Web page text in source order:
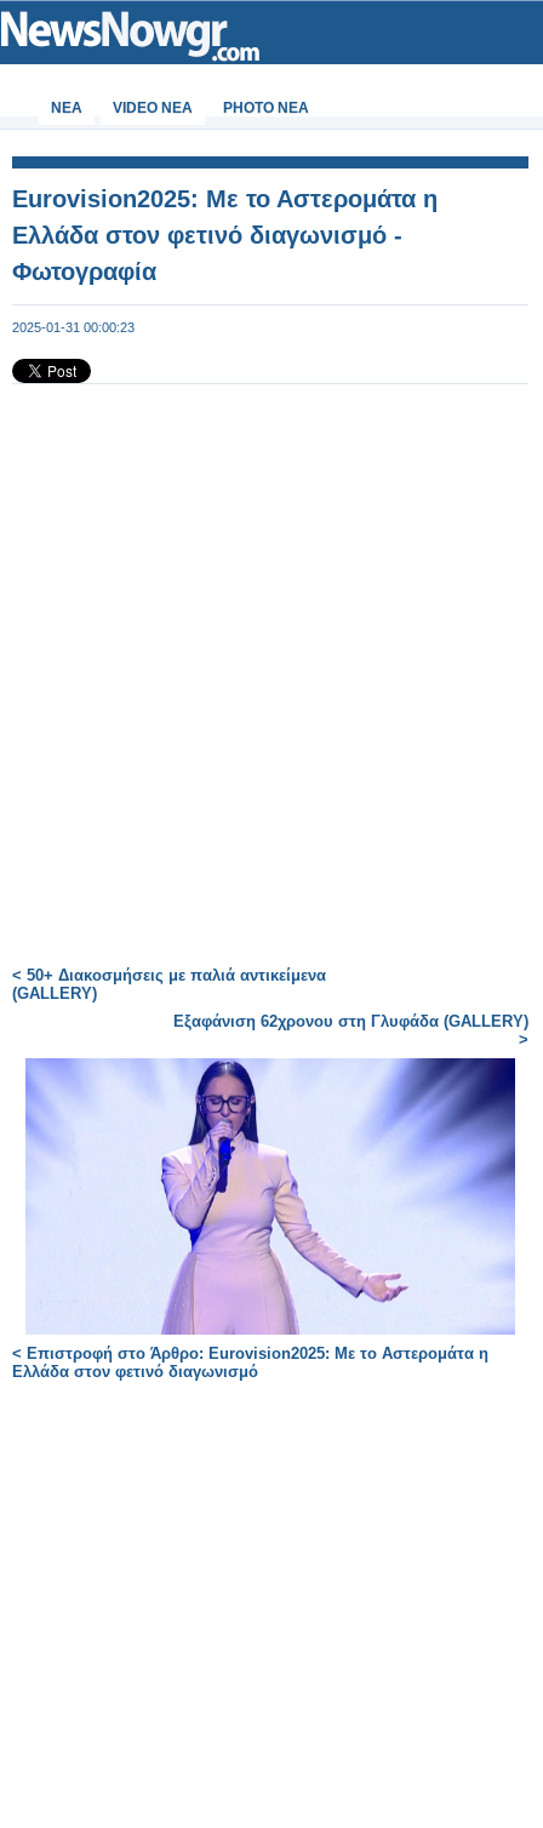
ΝΕΑ VIDEO NEA PHOTO NEA
Eurovision2025: Με το Αστερομάτα η
Ελλάδα στον φετινό διαγωνισμό -
Φωτογραφία
2025-01-31 00:00:23
< 50+ Διακοσμήσεις με παλιά αντικείμενα
(GALLERY)
Εξαφάνιση 62χρονου στη Γλυφάδα (GALLERY)
>
< Επιστροφή στο Άρθρο: Eurovision2025: Με το Αστερομάτα η
Ελλάδα στον φετινό διαγωνισμό